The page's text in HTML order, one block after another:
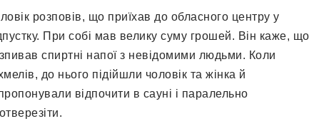
розповів, що приїхав до обласного центру у
При собі мав велику суму грошей. Він каже, що
спиртні напої з невідомими людьми. Коли
до нього підійшли чоловік та жінка й
відпочити в сауні і паралельно